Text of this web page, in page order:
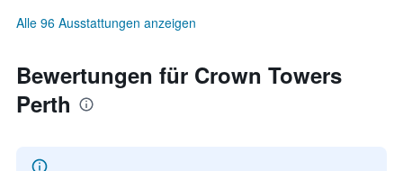
Alle 96 Ausstattungen anzeigen
Bewertungen für Crown Towers
Perth